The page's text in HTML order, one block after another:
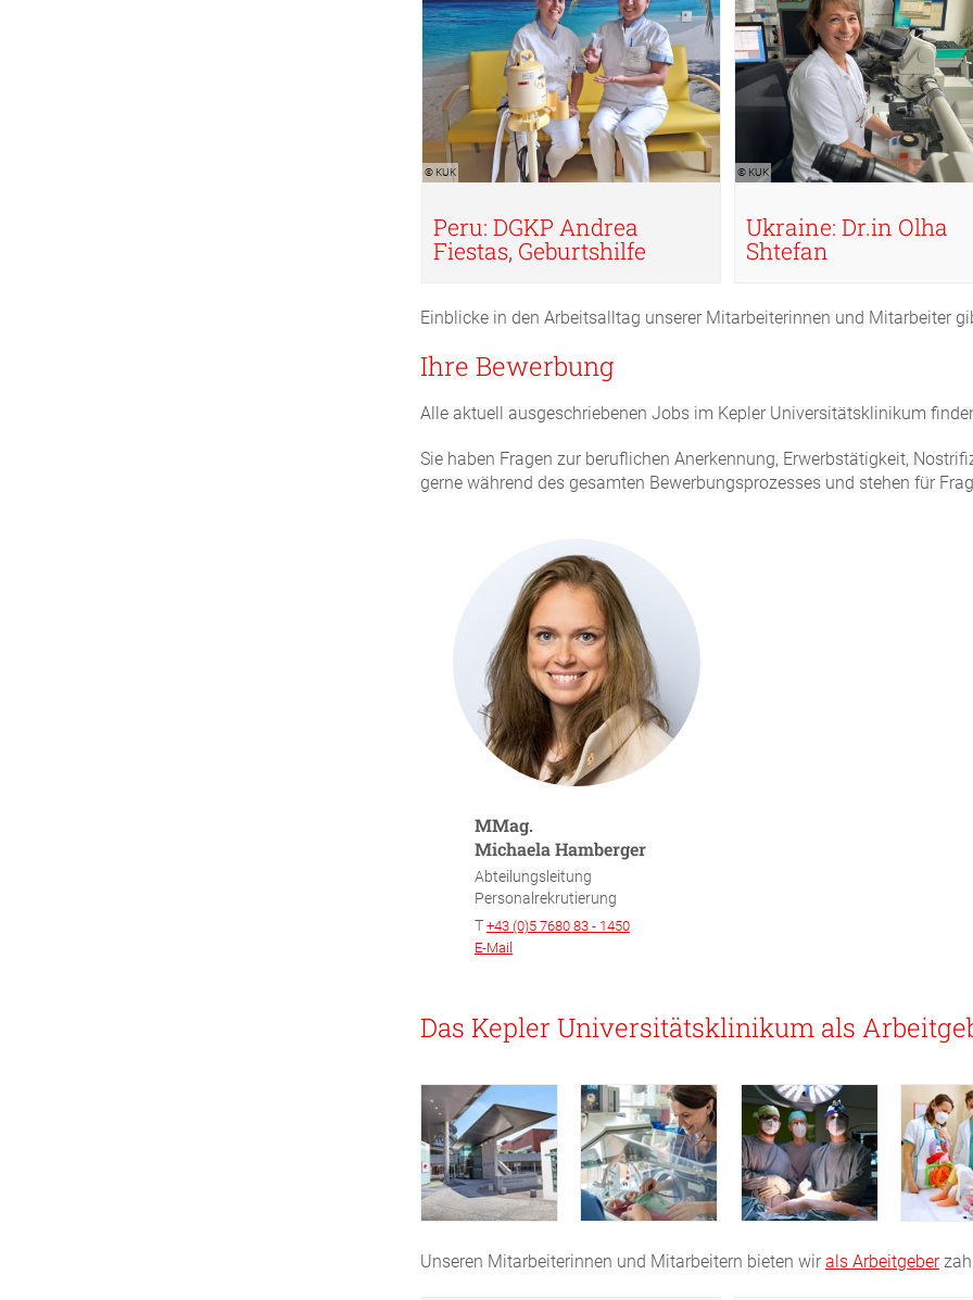
© KUK
Peru: DGKP Andrea
Fiestas, Geburtshilfe
© KUK
Ukraine: Dr.in Olha
Shtefan
Einblicke in den Arbeitsalltag unserer Mitarbeiterinnen und Mitarbeiter
Ihre Bewerbung
Alle aktuell ausgeschriebenen Jobs im Kepler Universitätsklinikum
Sie haben Fragen zur beruflichen Anerkennung, Erwerbstätigkeit,
gerne während des gesamten Bewerbungsprozesses und stehen für
MMag.
Michaela Hamberger
Abteilungsleitung
Personalrekrutierung
T +43 (0)5 7680 83 - 1450
E-Mail
Das Kepler Universitätsklinikum als
Unseren Mitarbeiterinnen und Mitarbeitern bieten wir als Arbeitgeber